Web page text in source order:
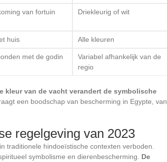
van fortuin Driekleurig of wit
huis Alle kleuren
met de godin
Variabel afhankelijk van de
regio
kleur van de vacht verandert de symbolische
een boodschap van bescherming in Egypte, van
regelgeving van 2023
traditionele hindoeïstische contexten verboden.
symbolisme en dierenbescherming. De